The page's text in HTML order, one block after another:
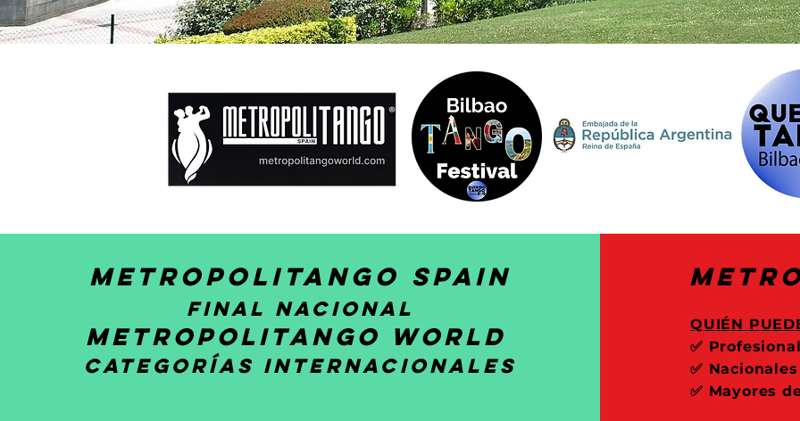
Metropolitango spain
Final Nacional
Metropolitango World
categorías internacionales
QUIÉN
✅
✅
✅ Mayores